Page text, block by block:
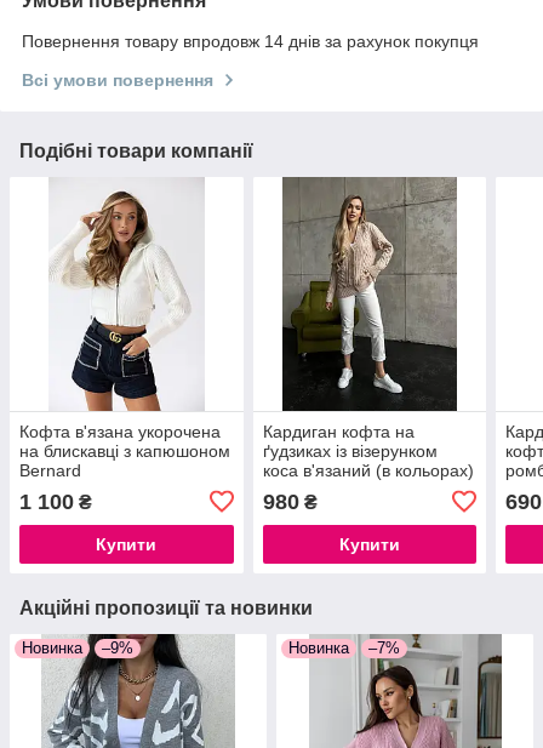
Повернення товару впродовж 14 днів за рахунок покупця
Всі умови повернення
Подібні товари компанії
Кофта в'язана укорочена
на блискавці з капюшоном
Bernard
1 100 ₴
Купити
Кардиган кофта на
ґудзиках із візерунком
коса в'язаний (в кольорах)
980₴
Купити
690
Акційні пропозиції та новинки
Новинка –9% Новинка –7%